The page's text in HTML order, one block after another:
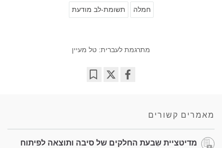
חמלה תשומת-לב מודעת
מתרגמת לעברית: טל מעיין
מאמרים קשורים
מדיטציית שִבעת החלקים של סיבה ותוצאה לפיתוח